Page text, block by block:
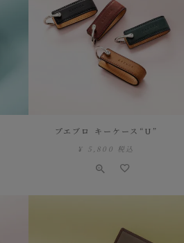
プエブロ キーケース“U”
¥ 5,800 税込